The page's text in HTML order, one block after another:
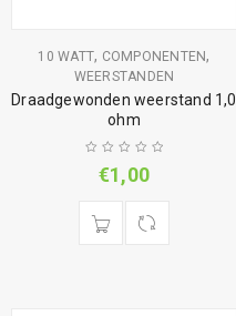
10 WATT, COMPONENTEN,
WEERSTANDEN
Draadgewonden weerstand 1,0
ohm
€1,00